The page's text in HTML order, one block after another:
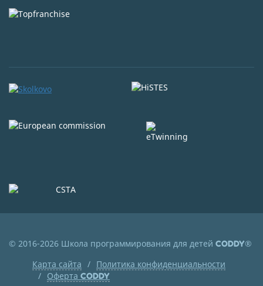
© 2016-2026 Школа программирования для детей CODDY®
Карта сайта
Политика конфиденциальности
Оферта CODDY